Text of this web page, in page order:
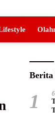
Berita
1